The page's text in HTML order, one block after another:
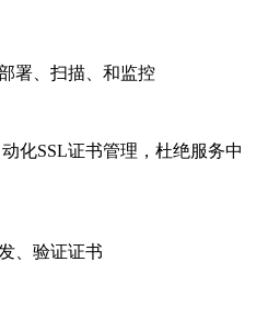
署、扫描、和监控
化SSL证书管理，杜绝服务中
、验证证书